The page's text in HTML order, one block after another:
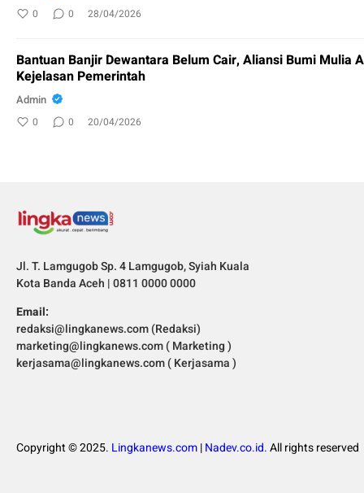
0 0 28/04/2026
Bantuan Banjir Dewantara Belum Cair, Aliansi Bumi Mulia
Kejelasan Pemerintah
Admin
0 0 20/04/2026
Jl. T. Lamgugob Sp. 4 Lamgugob, Syiah Kuala
Kota Banda Aceh | 0811 0000 0000
Email:
redaksi@lingkanews.com (Redaksi)
marketing@lingkanews.com ( Marketing )
kerjasama@lingkanews.com ( Kerjasama )
Copyright © 2025. Lingkanews.com|Nadev.co.id.All rights reserved